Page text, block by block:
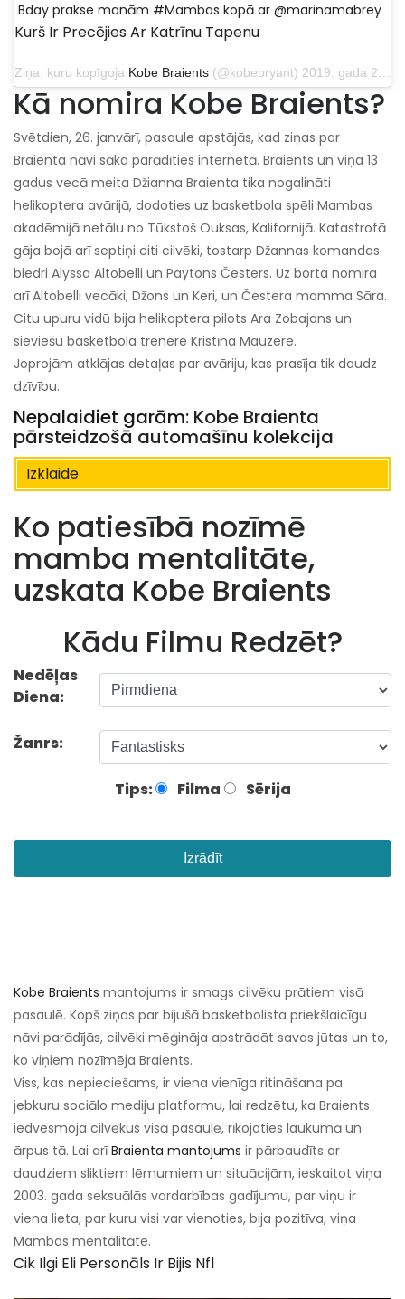
Bday prakse manām #Mambas kopā ar @marinamabrey
Kurš Ir Precējies Ar Katrīnu Tapenu
Ziņa, kuru kopīgoja Kobe Braients (@kobebryant) 2019. gada 23. augustā plkst. 11:40 PDT
Kā nomira Kobe Braients?
Svētdien, 26. janvārī, pasaule apstājās, kad ziņas par
Braienta nāvi sāka parādīties internetā. Braients un viņa 13
gadus vecā meita Džianna Braienta tika nogalināti
helikoptera avārijā, dodoties uz basketbola spēli Mambas
akadēmijā netālu no Tūkstoš Ouksas, Kalifornijā. Katastrofā
gāja bojā arī septiņi citi cilvēki, tostarp Džannas komandas
biedri Alyssa Altobelli un Paytons Česters. Uz borta nomira
arī Altobelli vecāki, Džons un Keri, un Čestera mamma Sāra.
Citu upuru vidū bija helikoptera pilots Ara Zobajans un
sieviešu basketbola trenere Kristīna Mauzere.
Joprojām atklājas detaļas par avāriju, kas prasīja tik daudz
dzīvību.
Nepalaidiet garām: Kobe Braienta
pārsteidzošā automašīnu kolekcija
Izklaide
Ko patiesībā nozīmē
mamba mentalitāte,
uzskata Kobe Braients
Kādu Filmu Redzēt?
Nedēļas
Diena:
Žanrs:
Tips: Filma Sērija
Izrādīt
Kobe Braients mantojums ir smags cilvēku prātiem visā
pasaulē. Kopš ziņas par bijušā basketbolista priekšlaicīgu
nāvi parādījās, cilvēki mēģināja apstrādāt savas jūtas un to,
ko viņiem nozīmēja Braients.
Viss, kas nepieciešams, ir viena vienīga ritināšana pa
jebkuru sociālo mediju platformu, lai redzētu, ka Braients
iedvesmoja cilvēkus visā pasaulē, rīkojoties laukumā un
ārpus tā. Lai arīBraienta mantojums ir pārbaudīts ar
daudziem sliktiem lēmumiem un situācijām, ieskaitot viņa
2003. gada seksuālās vardarbības gadījumu, par viņu ir
viena lieta, par kuru visi var vienoties, bija pozitīva, viņa
Mambas mentalitāte.
Cik Ilgi Eli Personāls Ir Bijis Nfl